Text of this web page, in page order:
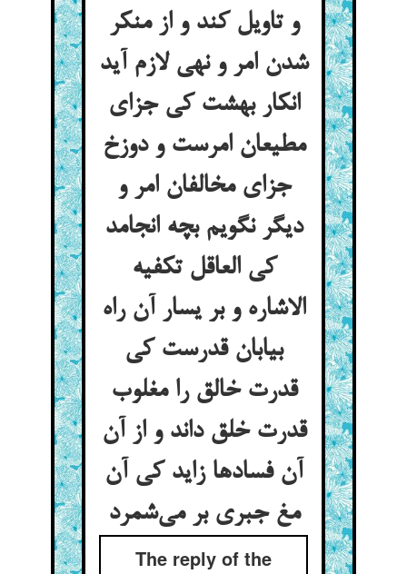
و تاویل کند و از منکر
شدن امر و نهی لازم آید
انکار بهشت کی جزای
مطیعان امرست و دوزخ
جزای مخالفان امر و
دیگر نگویم بچه انجامد
کی العاقل تکفیه
الاشاره و بر یسار آن راه
بیابان قدرست کی
قدرت خالق را مغلوب
قدرت خلق داند و از آن
آن فسادها زاید کی آن
مغ جبری بر می‌شمرد
The reply of the